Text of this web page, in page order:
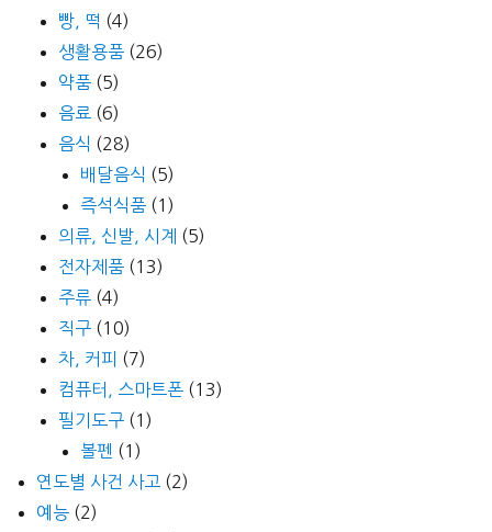
빵, 떡 (4)
생활용품 (26)
약품 (5)
음료 (6)
음식 (28)
배달음식 (5)
즉석식품 (1)
의류, 신발, 시계 (5)
전자제품 (13)
주류 (4)
직구 (10)
차, 커피 (7)
컴퓨터, 스마트폰 (13)
필기도구 (1)
볼펜 (1)
연도별 사건 사고 (2)
예능 (2)